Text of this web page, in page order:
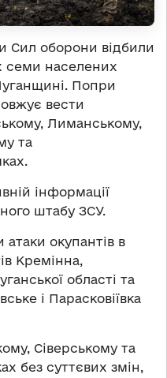
Сил оборони відбили
семи населених
Попри
вести
Лиманському,
та
інформації
штабу ЗСУ.
атаки окупантів в
Кремінна,
області та
і Парасковіївка
Сіверському та
без суттєвих змін,